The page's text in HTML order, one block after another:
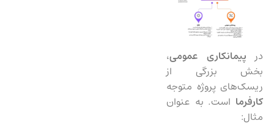
در پیمانکاری عمومی،
بخش بزرگی از
ریسک‌های پروژه متوجه
کارفرما است. به عنوان
مثال: